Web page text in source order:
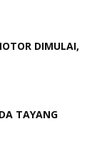
DIMULAI,
TAYANG